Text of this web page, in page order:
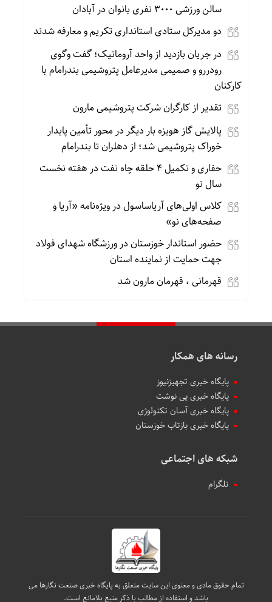
سالن ورزشی ۳۰۰۰ نفری بانوان در آبادان
دو مدیرکل ستادی استانداری تکریم و معارفه شدند
در جریان بازدید از واحد آروماتیک؛ گفت‌ وگوی
رودررو و صمیمی مدیرعامل پتروشیمی بندرامام با
کارکنان
تقدیر از کارگران شرکت پتروشیمی مارون
پالایش گاز هویزه بار دیگر در محور تأمین پایدار
خوراک پتروشیمی شد؛ از دهلران تا بندرامام
حفاری و تکمیل ۴ حلقه چاه نفت در هفته نخست
سال نو
کلاس اولی‌های آریاساسول در ویژه‌نامه «آریا و
صفحه‌های نو»
حضور استاندار خوزستان در ورزشگاه شهدای فولاد
جهت حمایت از نماینده استان
قهرمانی ، قهرمان مارون شد
رسانه های همکار
پایگاه خبری تجهیزنیوز
پایگاه خبری پی نوشت
پایگاه خبری آسان تکنولوژی
پایگاه خبری بازتاب خوزستان
شبکه های اجتماعی
تلگرام
تمام حقوق مادی و معنوی این سایت متعلق به پایگاه خبری صنعت نگارها می
باشد و استفاده از مطالب با ذکر منبع بلامانع است.